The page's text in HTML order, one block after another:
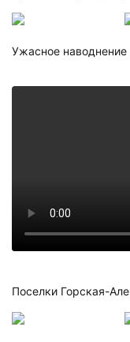
Ужасное
Поселки Горская-